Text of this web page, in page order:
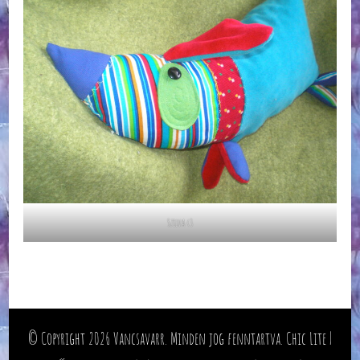
Szilva <3
© Copyright 2026Vancsavarr. Minden jog fenntartva. Chic Lite |